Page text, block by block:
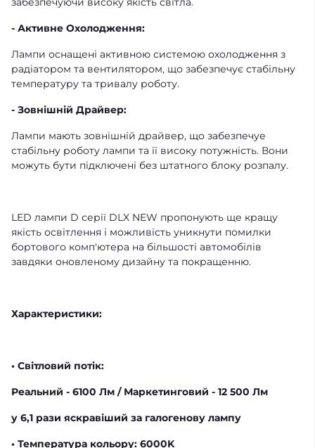
- Активне Охолодження:
Лампи оснащені активною системою охолодження з
радіатором та вентилятором, що забезпечує стабільну
температуру та тривалу роботу.
- Зовнішній Драйвер:
Лампи мають зовнішній драйвер, що забезпечуе
стабільну роботу лампи та її високу потужність. Вони
можуть бути підключені без штатного блоку розпалу.
LED лампи D серії DLX NEW пропонують ще кращу
якість освітлення і можливість уникнути помилки
бортового комп'ютера на більшості автомобілів
завдяки оновленому дизайну та покращенню.
Характеристики:
• Світловий потік:
Реальний - 6100 Лм / Маркетинговий - 12 500 Лм
у 6,1 рази яскравіший за галогенову лампу
• Температура кольору: 6000K